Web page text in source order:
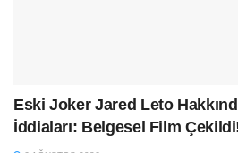
Eski Joker Jared Leto
İddiaları: Belgesel Film